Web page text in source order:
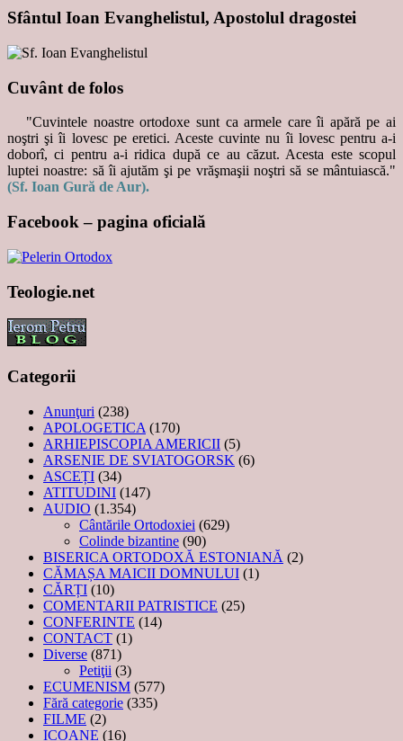
Sfântul Ioan Evanghelistul, Apostolul dragostei
Cuvânt de folos
"Cuvintele noastre ortodoxe sunt ca armele care îi apără pe ai
noştri şi îi lovesc pe eretici. Aceste cuvinte nu îi lovesc pentru a-i
doborî, ci pentru a-i ridica după ce au căzut. Acesta este scopul
luptei noastre: să îi ajutăm şi pe vrăşmaşii noştri să se mântuiască."
(Sf. Ioan Gură de Aur).
Facebook – pagina oficială
Teologie.net
Categorii
Anunţuri (238)
APOLOGETICA (170)
ARHIEPISCOPIA AMERICII (5)
ARSENIE DE SVIATOGORSK (6)
ASCEȚI (34)
ATITUDINI (147)
AUDIO (1.354)
Cântările Ortodoxiei (629)
Colinde bizantine (90)
BISERICA ORTODOXĂ ESTONIANĂ (2)
CĂMAȘA MAICII DOMNULUI (1)
CĂRȚI (10)
COMENTARII PATRISTICE (25)
CONFERINTE (14)
CONTACT (1)
Diverse (871)
Petiţii (3)
ECUMENISM (577)
Fără categorie (335)
FILME (2)
ICOANE (16)